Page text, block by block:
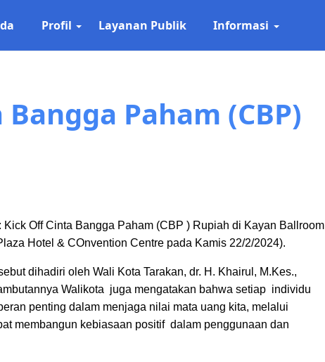
Profil Layanan Publik Informasi
Paham (CBP)
Kick Off Cinta Bangga Paham (CBP ) Rupiah di Kayan Ballroom
Hotel & COnvention Centre pada Kamis 22/2/2024).
dihadiri oleh Wali Kota Tarakan, dr. H. Khairul, M.Kes.,
Walikota juga mengatakan bahwa setiap individu
penting dalam menjaga nilai mata uang kita, melalui
membangun kebiasaan positif dalam penggunaan dan